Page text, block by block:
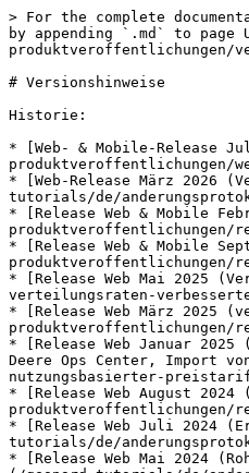
> For the complete
by appending `.md` to
produktveroffentlichungen/
# Versionshinweise
Historie:
* [Web- & Mobile-Release
produktveroffentlichungen/
* [Web-Release März 2026
tutorials/de/
* [Release Web & Mobile
produktveroffentlichungen/
* [Release Web & Mobile
produktveroffentlichungen/
* [Release Web Mai 2025
verteilungsraten-
* [Release Web März 2025
produktveroffentlichungen/
* [Release Web Januar
Deere Ops Center, Import
nutzungsbasierter-
* [Release Web August
produktveroffentlichungen/
* [Release Web Juli 2024
tutorials/de/
* [Release Web Mai 2024